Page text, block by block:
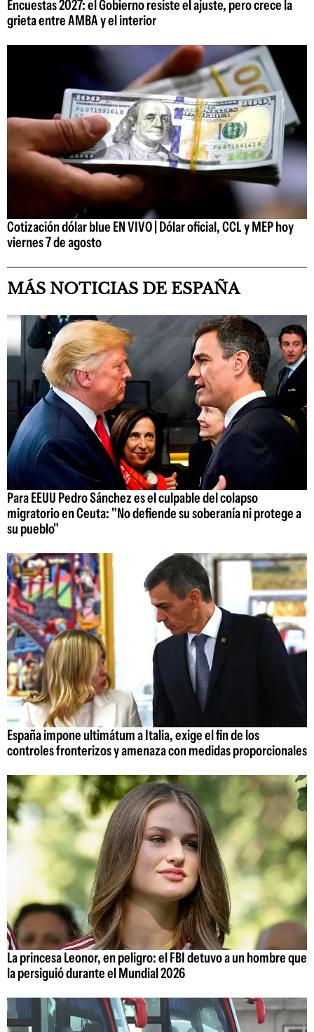
Encuestas 2027: el Gobierno resiste el ajuste, pero crece la
grieta entre AMBA y el interior
Cotización dólar blue EN VIVO | Dólar oficial, CCL y MEP hoy
viernes 7 de agosto
MÁS NOTICIAS DE ESPAÑA
Para EEUU Pedro Sánchez es el culpable del colapso
migratorio en Ceuta: "No defiende su soberanía ni protege a
su pueblo"
España impone ultimátum a Italia, exige el fin de los
controles fronterizos y amenaza con medidas proporcionales
La princesa Leonor, en peligro: el FBI detuvo a un hombre que
la persiguió durante el Mundial 2026